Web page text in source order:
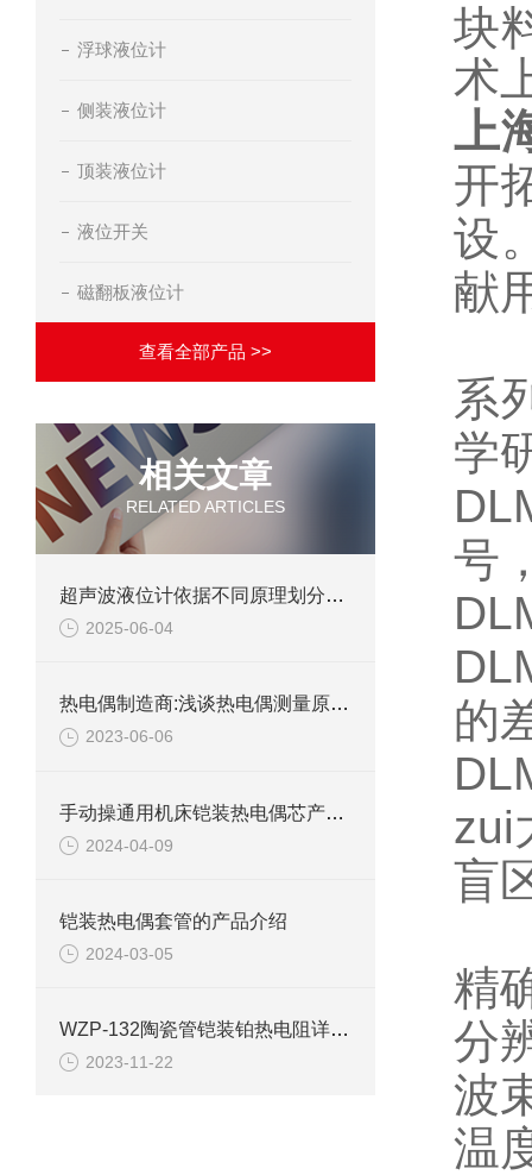
浮球液位计
侧装液位计
顶装液位计
液位开关
磁翻板液位计
查看全部产品 >>
相关文章
RELATED ARTICLES
超声波液位计依据不同原理划分可以分为几种
2025-06-04
热电偶制造商:浅谈热电偶测量原理及优点
2023-06-06
手动操通用机床铠装热电偶芯产品介绍
2024-04-09
铠装热电偶套管的产品介绍
2024-03-05
WZP-132陶瓷管铠装铂热电阻详细介绍
2023-11-22
块
术
上
开
设
献
系
学
号
的
zui
盲
精
分
波
温